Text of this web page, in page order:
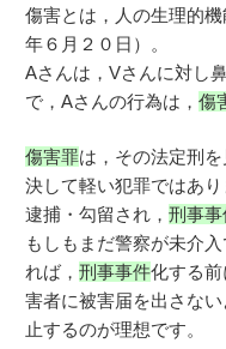
傷害とは，人の生理的
年６月２０日）。
Aさんは，Vさんに対し
で，Aさんの行為は，傷
傷害罪は，その法定刑
決して軽い犯罪ではあり
逮捕・勾留され，刑事事
もしもまだ警察が未介
れば，刑事事件化する前
害者に被害届を出さな
止するのが理想です。